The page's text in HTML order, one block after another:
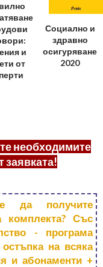
и
от
Социално и
здравно
осигуряване
2020
необходимите
заявката!
да получите
Със
- програма
на всяка
и абонаменти +